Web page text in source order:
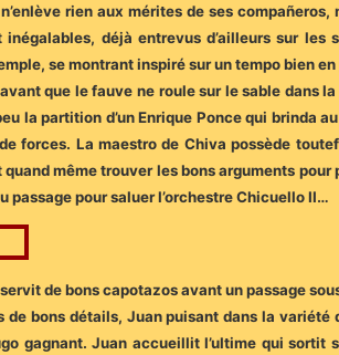
rien aux mérites de ses compañeros,
déjà entrevus d’ailleurs sur les
se montrant inspiré sur un tempo bien en
que le fauve ne roule sur le sable dans
la partition d’un Enrique Ponce qui brinda
forces. La maestro de Chiva possède
même trouver les bons arguments pour
passage pour saluer l’orchestre Chicuello II…
de bons capotazos avant un passage
bons détails, Juan puisant dans la variété
gagnant. Juan accueillit l’ultime qui sortit